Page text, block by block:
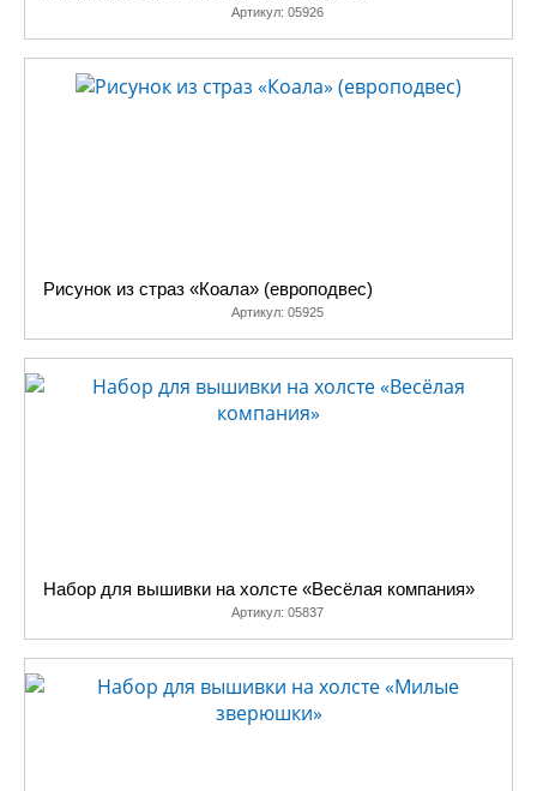
Артикул: 05926
Рисунок из страз «Коала» (европодвес)
Артикул: 05925
Набор для вышивки на холсте «Весёлая компания»
Артикул: 05837